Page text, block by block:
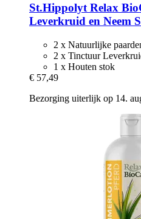
St.Hippolyt Relax
Leverkruid en Neem
2 x Natuurlijke
2 x Tinctuur
1 x Houten stok
€ 57,49
Bezorging uiterlijk op 14.